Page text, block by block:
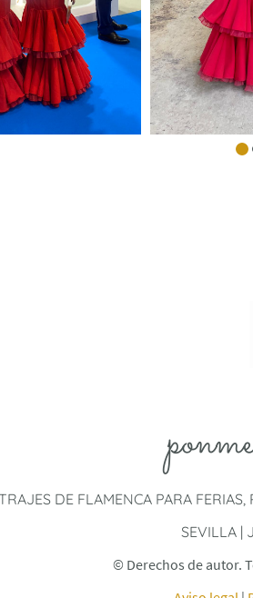
DE FLAMENCA PARA
SEVILLA |
© Derechos de autor.